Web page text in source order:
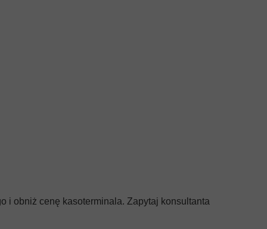
i obniż cenę kasoterminala. Zapytaj konsultanta